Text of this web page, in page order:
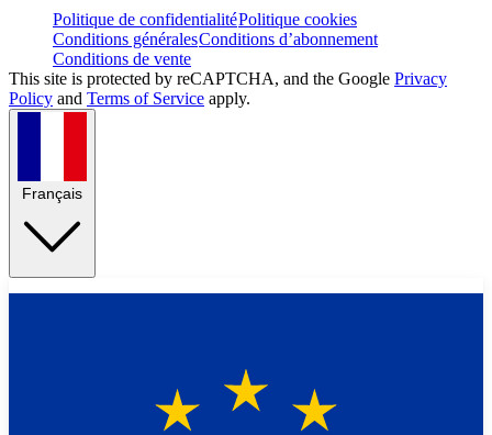
Politique de confidentialitéPolitique cookies
Conditions généralesConditions d’abonnement
Conditions de vente
This site is protected by reCAPTCHA, and the Google Privacy
Policy and Terms of Service apply.
Français